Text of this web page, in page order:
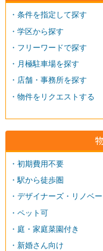
・条件を指定して探す
・学区から探す
・フリーワードで探す
・月極駐車場を探す
・店舗・事務所を探す
・物件をリクエストする
・初期費用不要
・駅から徒歩圏
・デザイナーズ・リノベ
・ペット可
・庭・家庭菜園付き
・新婚さん向け